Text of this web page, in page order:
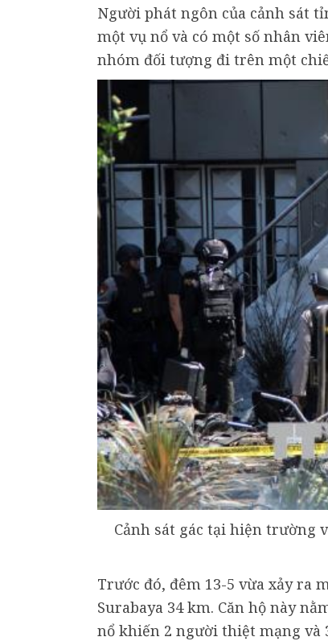
Người phát ngôn của cảnh sát
một vụ nổ và có một số nhân
nhóm đối tượng đi trên một
Cảnh sát gác tại hiện trường
Trước đó, đêm 13-5 vừa xảy ra
Surabaya 34 km. Căn hộ này
nổ khiến 2 người thiệt mạng và